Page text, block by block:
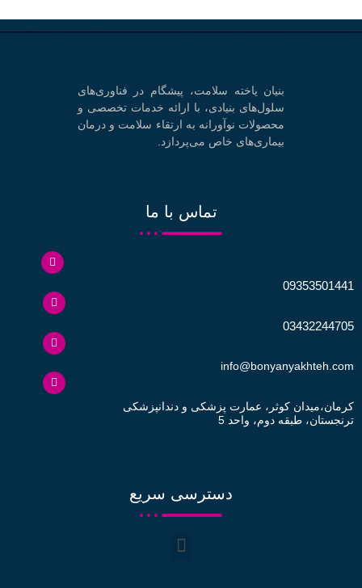
بنیان یاخته سلامت، پیشگام در فناوری‌های
سلول‌های بنیادی، با ارائه خدمات تخصصی و
محصولات نوآورانه به ارتقاء سلامت و درمان
بیماری‌های خاص می‌پردازد.
تماس با ما
09353501441
03432244705
info@bonyanyakhteh.com
کرمان،میدان کوثر، عمارت پزشکی و دندانپزشکی
ترنجستان، طبقه دوم، واحد 5
دسترسی سریع